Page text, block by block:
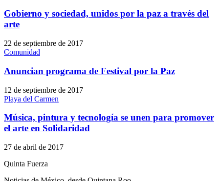
Gobierno y sociedad, unidos por la paz a través del
arte
22 de septiembre de 2017
Comunidad
Anuncian programa de Festival por la Paz
12 de septiembre de 2017
Playa del Carmen
Música, pintura y tecnología se unen para promover
el arte en Solidaridad
27 de abril de 2017
Quinta Fuerza